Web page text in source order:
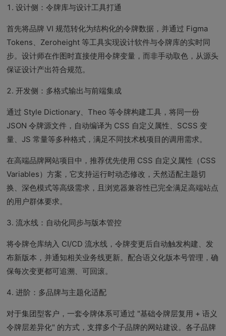
1. 设计侧：令牌库与设计工具打通
首先将品牌 VI 规范转化为结构化的令牌数据，并通过 Figma
Tokens、Zeroheight 等工具实现设计软件与令牌库的实时同
步。设计师在作图时直接使用令牌变量，而非手动取色，从源头
保证设计产出符合规范。
2. 开发侧：多格式输出与前端集成
通过 Style Dictionary、Theo 等令牌构建工具，将同一份
JSON 令牌源文件，自动编译为 CSS 自定义属性、SCSS 变
量、JS 常量等多种格式，满足不同技术栈项目的调用需求。
在高端品牌网站项目中，推荐优先使用 CSS 自定义属性（CSS
Variables）方案，它支持运行时动态修改，天然适配主题切
换、深色模式等高级需求，且浏览器兼容性已完全满足高端站点
的用户群体要求。
3. 流水线：自动化同步与版本管控
将令牌仓库纳入 CI/CD 流水线，令牌变更后自动触发构建、发
布新版本，并通知相关业务线更新。配合语义化版本号管理，确
保每次变更都可追溯、可回滚。
4. 进阶：多品牌与主题化适配
对于集团型客户，一套令牌体系可通过 "基础令牌层复用 + 语义
令牌层差异化" 的方式，支撑多个子品牌的网站建设。各子品牌